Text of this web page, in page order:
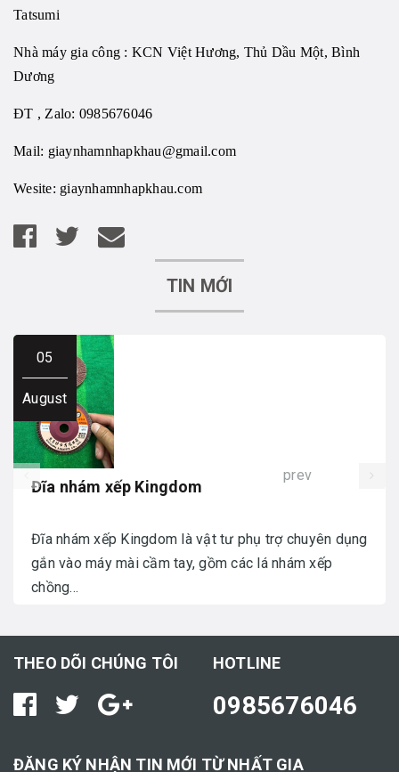
Tatsumi
Nhà máy gia công : KCN Việt Hương, Thủ Dầu Một, Bình
Dương
ĐT , Zalo: 0985676046
Mail: giaynhamnhapkhau@gmail.com
Wesite: giaynhamnhapkhau.com
TIN MỚI
05
August
Đĩa nhám xếp Kingdom
Đĩa nhám xếp Kingdom là vật tư phụ trợ chuyên dụng
gắn vào máy mài cầm tay, gồm các lá nhám xếp
chồng...
prev
THEO DÕI CHÚNG TÔI HOTLINE
0985676046
ĐĂNG KÝ NHẬN TIN MỚI TỪ NHẤT GIA